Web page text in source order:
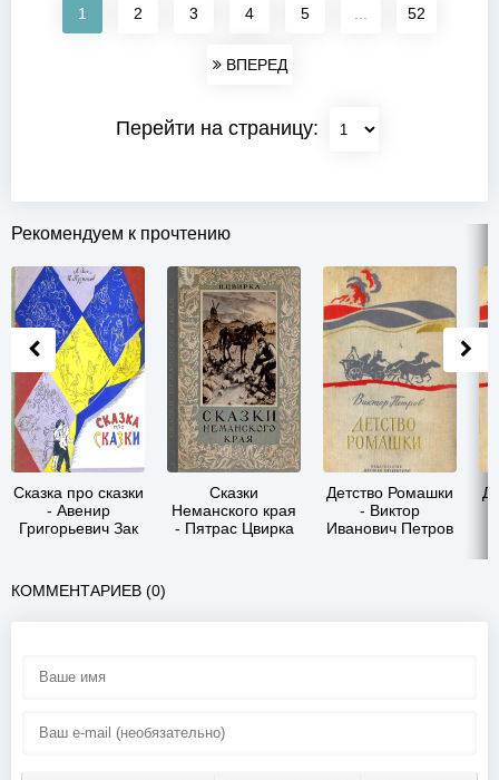
1 2 3 4 5 ... 52
ВПЕРЕД
Перейти на страницу:
Рекомендуем к прочтению
Сказка про сказки
- Авенир
Григорьевич Зак
Сказки
Неманского края
- Пятрас Цвирка
Детство Ромашки
- Виктор
Иванович Петров
КОММЕНТАРИЕВ (0)